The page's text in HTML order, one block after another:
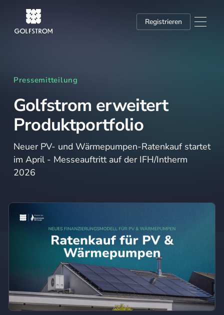
Registrieren
Pressemitteilung
Golfstrom erweitert
Produktportfolio
Neuer PV- und Wärmepumpen-Ratenkauf startet
im April - Messeauftritt auf der IFH/Intherm
2026